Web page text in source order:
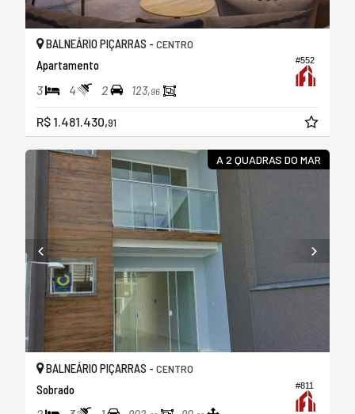
#552
BALNEÁRIO PIÇARRAS - CENTRO
Apartamento
3 4 2 123,96
R$ 1.481.430,91
A 2 QUADRAS DO MAR
#811
BALNEÁRIO PIÇARRAS - CENTRO
Sobrado